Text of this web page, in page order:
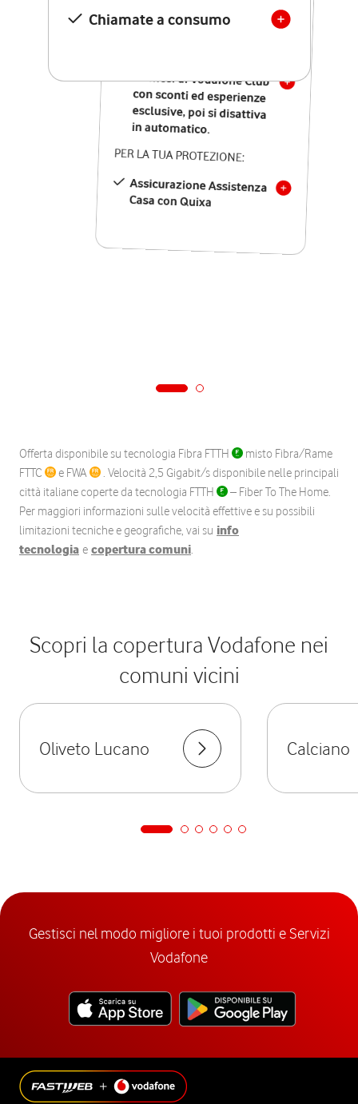
Chiamate a consumo
nazionali
12 mesi di Vodafone Club
con sconti ed esperienze
esclusive, poi si disattiva
in automatico.
PER LA TUA PROTEZIONE:
Assicurazione Assistenza
Casa con Quixa
Offerta disponibile su tecnologia Fibra FTTH
misto Fibra/Rame
FTTC
e FWA
. Velocità 2,5 Gigabit/s disponibile nelle principali
città italiane coperte da tecnologia FTTH
– Fiber To The Home.
Per maggiori informazioni sulle velocità effettive e su possibili
limitazioni tecniche e geografiche, vai su info
tecnologia e copertura comuni.
Scopri la copertura Vodafone nei
comuni vicini
Oliveto Lucano Calciano
Gestisci nel modo migliore i tuoi prodotti e Servizi
Vodafone